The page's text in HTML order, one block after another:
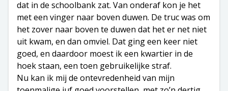
dat in de schoolbank zat. Van onderaf kon je het
met een vinger naar boven duwen. De truc was om
het zover naar boven te duwen dat het er net niet
uit kwam, en dan omviel. Dat ging een keer niet
goed, en daardoor moest ik een kwartier in de
hoek staan, een toen gebruikelijke straf.
Nu kan ik mij de ontevredenheid van mijn